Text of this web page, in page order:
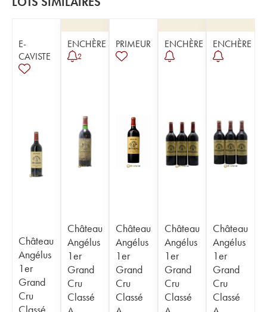
E-
CAVISTE
Château
Angélus
1er
Grand
Cru
Classé
ENCHÈRE
2
Château
Angélus
1er
Grand
Cru
Classé
PRIMEUR
Château
Angélus
1er
Grand
Cru
Classé
ENCHÈRE
Château
Angélus
1er
Grand
Cru
Classé
ENCHÈRE
Château
Angélus
1er
Grand
Cru
Classé